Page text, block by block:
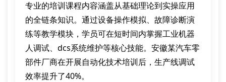
专业的培训课程内容涵盖从基础理论到实操应用
的全链条知识。通过设备操作模拟、故障诊断演
练等教学模块，学员可在短时间内掌握工业机器
人调试、dcs系统维护等核心技能。安徽某汽车零
部件厂商在开展自动化技术培训后，生产线调试
效率提升了40%。